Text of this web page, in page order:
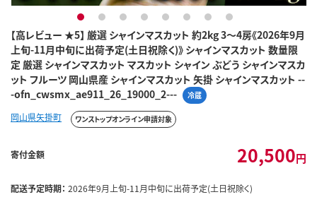
【高レビュー ★5】 厳選 シャインマスカット 約2kg 3～4房《2026年9月
上旬-11月中旬に出荷予定(土日祝除く)》 シャインマスカット 数量限
定 厳選 シャインマスカット マスカット シャイン ぶどう シャインマスカ
ット フルーツ 岡山県産 シャインマスカット 矢掛 シャインマスカット --
-ofn_cwsmx_ae911_26_19000_2---
冷蔵
1 2 3 4 5 6 7 8
岡山県矢掛町 ワンストップオンライン申請対象
寄付金額 20,500円
配送予定時期： 2026年9月上旬-11月中旬に出荷予定(土日祝除く)